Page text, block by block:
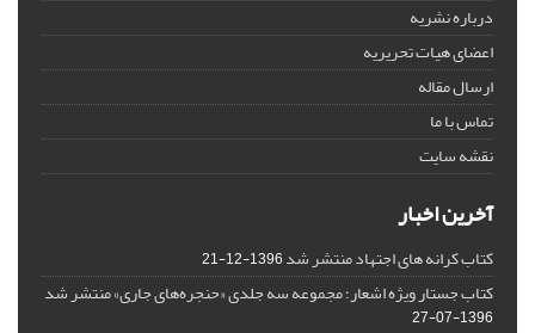
درباره نشریه
اعضای هیات تحریریه
ارسال مقاله
تماس با ما
نقشه سایت
آخرین اخبار
کتاب کرانه های اجتهاد منتشر شد1396-12-21
کتاب جستار ویژه اشعار؛ مجموعه سه جلدی «حنجره‌های جاری» منتشر شد
1396-07-27